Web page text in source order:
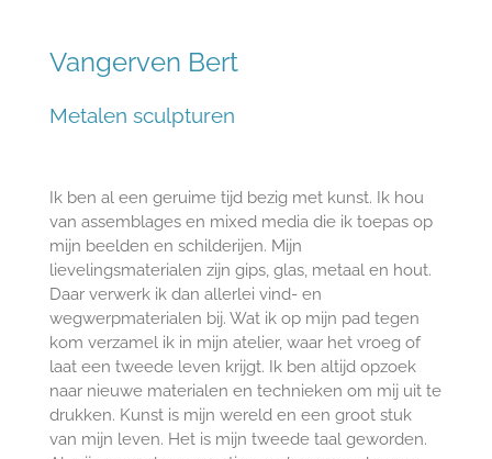
Vangerven Bert
Metalen sculpturen
Ik ben al een geruime tijd bezig met kunst. Ik hou
van assemblages en mixed media die ik toepas op
mijn beelden en schilderijen. Mijn
lievelingsmaterialen zijn gips, glas, metaal en hout.
Daar verwerk ik dan allerlei vind- en
wegwerpmaterialen bij. Wat ik op mijn pad tegen
kom verzamel ik in mijn atelier, waar het vroeg of
laat een tweede leven krijgt. Ik ben altijd opzoek
naar nieuwe materialen en technieken om mij uit te
drukken. Kunst is mijn wereld en een groot stuk
van mijn leven. Het is mijn tweede taal geworden.